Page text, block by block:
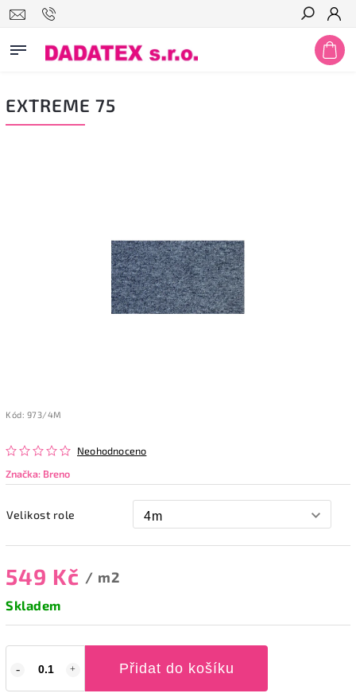
Hledat
EXTREME 75
Kód: 973/4M
Neohodnoceno
Značka: Breno
Velikost role
549 Kč / m2
Skladem
Přidat do košíku